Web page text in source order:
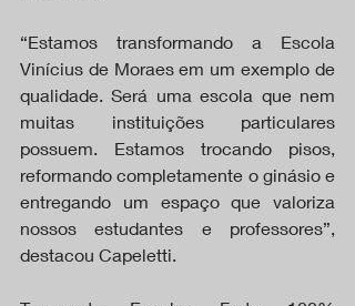
“Estamos transformando a Escola
Vinícius de Moraes em um exemplo de
qualidade. Será uma escola que nem
muitas instituições particulares
possuem. Estamos trocando pisos,
reformando completamente o ginásio e
entregando um espaço que valoriza
nossos estudantes e professores”,
destacou Capeletti.